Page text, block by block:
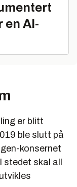
en AI-
er blitt
ble slutt på
konsernet
stedet skal all